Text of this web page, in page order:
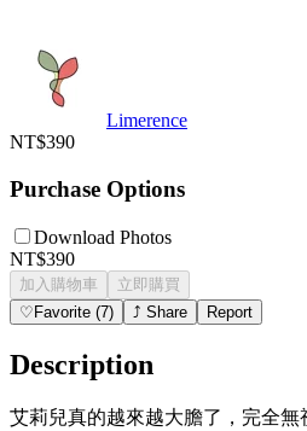
Limerence
NT$390
Purchase Options
Download Photos
NT$390
加入購物車
立即購買
♡ Favorite (7) ⤴ Share Report
Description
艾莉兒真的越來越大膽了，完全